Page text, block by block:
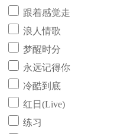
跟着感觉走
浪人情歌
梦醒时分
永远记得你
冷酷到底
红日(Live)
练习